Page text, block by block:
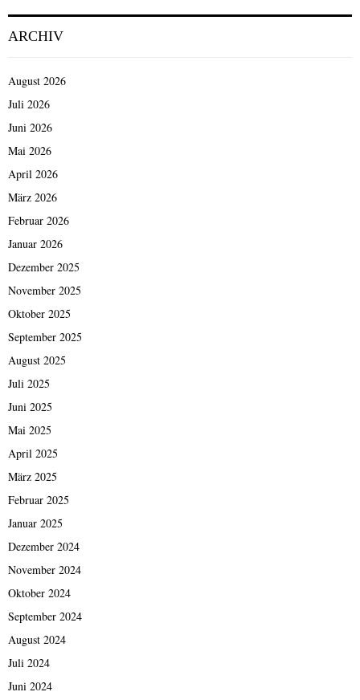
ARCHIV
August 2026
Juli 2026
Juni 2026
Mai 2026
April 2026
März 2026
Februar 2026
Januar 2026
Dezember 2025
November 2025
Oktober 2025
September 2025
August 2025
Juli 2025
Juni 2025
Mai 2025
April 2025
März 2025
Februar 2025
Januar 2025
Dezember 2024
November 2024
Oktober 2024
September 2024
August 2024
Juli 2024
Juni 2024